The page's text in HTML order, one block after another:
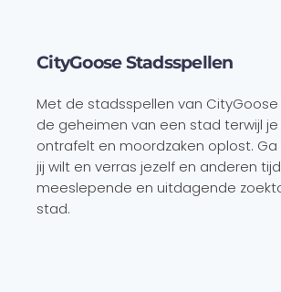
CityGoose Stadsspellen
Met de stadsspellen van
de geheimen van een stad terwijl
ontrafelt en moordzaken oplost.
jij wilt en verras jezelf en anderen
meeslepende en uitdagende
stad.